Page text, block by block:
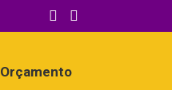
Orçamento